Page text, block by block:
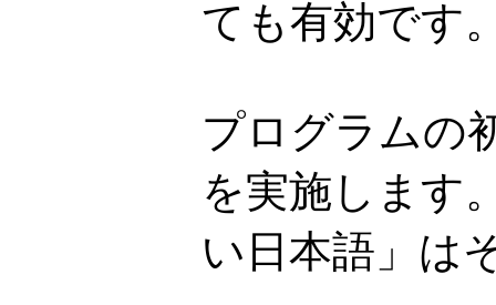
ても有効です
プログラムの
を実施します
い日本語」は